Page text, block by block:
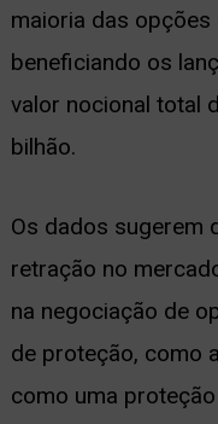
maioria das opções
beneficiando os
valor nocional total
bilhão.
Os dados sugerem
retração no
na negociação de
de proteção, como
como uma